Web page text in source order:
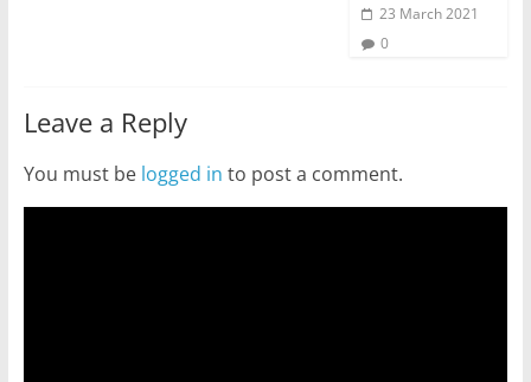
23 March 2021
0
Leave a Reply
You must be logged in to post a comment.